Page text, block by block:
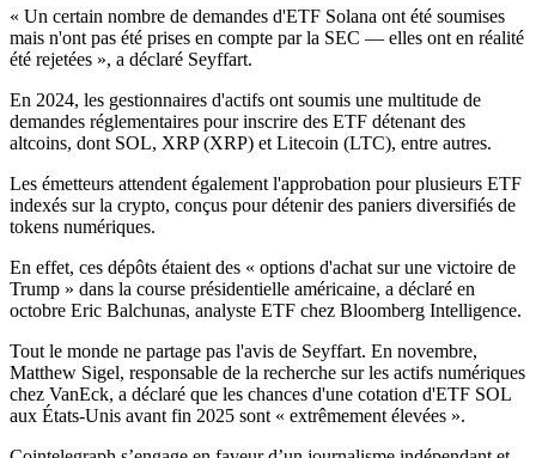
« Un certain nombre de demandes d'ETF Solana ont été soumises
mais n'ont pas été prises en compte par la SEC — elles ont en réalité
été rejetées », a déclaré Seyffart.
En 2024, les gestionnaires d'actifs ont soumis une multitude de
demandes réglementaires pour inscrire des ETF détenant des
altcoins, dont SOL, XRP (XRP) et Litecoin (LTC), entre autres.
Les émetteurs attendent également l'approbation pour plusieurs ETF
indexés sur la crypto, conçus pour détenir des paniers diversifiés de
tokens numériques.
En effet, ces dépôts étaient des « options d'achat sur une victoire de
Trump » dans la course présidentielle américaine, a déclaré en
octobre Eric Balchunas, analyste ETF chez Bloomberg Intelligence.
Tout le monde ne partage pas l'avis de Seyffart. En novembre,
Matthew Sigel, responsable de la recherche sur les actifs numériques
chez VanEck, a déclaré que les chances d'une cotation d'ETF SOL
aux États-Unis avant fin 2025 sont « extrêmement élevées ».